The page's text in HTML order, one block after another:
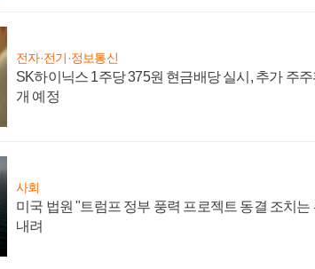
전자·전기·정보통신
SK하이닉스 1주당 375원 현금배당 실시, 추가 주
개 예정
사회
미국 법원 "트럼프 정부 풍력 프로젝트 동결 조치는
내려